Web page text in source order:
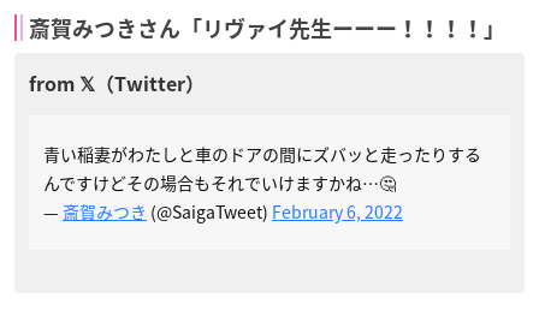
斎賀みつきさん「リヴァイ先生ーーー！！！！」
青い稲妻がわたしと車のドアの間にズバッと走ったりする
んですけどその場合もそれでいけますかね…🤔
— 斎賀みつき (@SaigaTweet) February 6, 2022